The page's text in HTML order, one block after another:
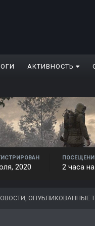
АКТИВНОСТЬ
2020 2 часа
ОПУБЛИКОВАННЫЕ